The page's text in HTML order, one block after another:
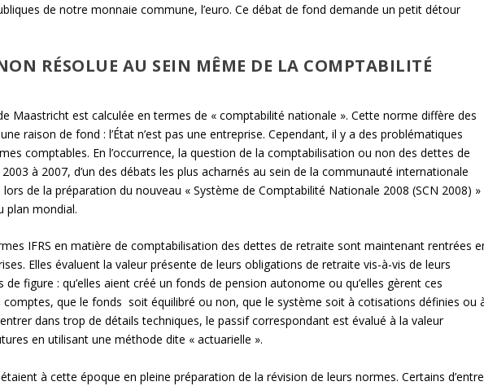
de notre monnaie commune, l’euro. Ce débat de fond demande un petit détour
RÉSOLUE AU SEIN MÊME DE LA COMPTABILITÉ
Maastricht est calculée en termes de « comptabilité nationale ». Cette norme diffère des
raison de fond : l’État n’est pas une entreprise. Cependant, il y a des problématiques
comptables. En l’occurrence, la question de la comptabilisation ou non des dettes de
à 2007, d’un des débats les plus acharnés au sein de la communauté internationale
de la préparation du nouveau « Système de Comptabilité Nationale 2008 (SCN 2008) »
plan mondial.
IFRS en matière de comptabilisation des dettes de retraite sont maintenant rentrées
Elles évaluent la valeur présente de leurs obligations de retraite vis-à-vis de leurs
figure : qu’elles aient créé un fonds de pension autonome ou qu’elles gèrent ces
comptes, que le fonds soit équilibré ou non, que le système soit à cotisations définies ou
dans trop de détails techniques, le passif correspondant est évalué à la valeur
en utilisant une méthode dite « actuarielle ».
à cette époque en pleine préparation de la révision de leurs normes. Certains d’entre